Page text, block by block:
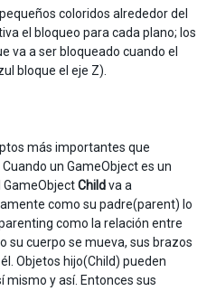
coloridos alrededor del
el bloqueo para cada plano; los
va a ser bloqueado cuando el
bloque el eje Z).
más importantes que
un GameObject es un
GameObjectChildva a
como su padre(parent) lo
como la relación entre
su cuerpo se mueva, sus brazos
Objetos hijo(Child) pueden
y así. Entonces sus